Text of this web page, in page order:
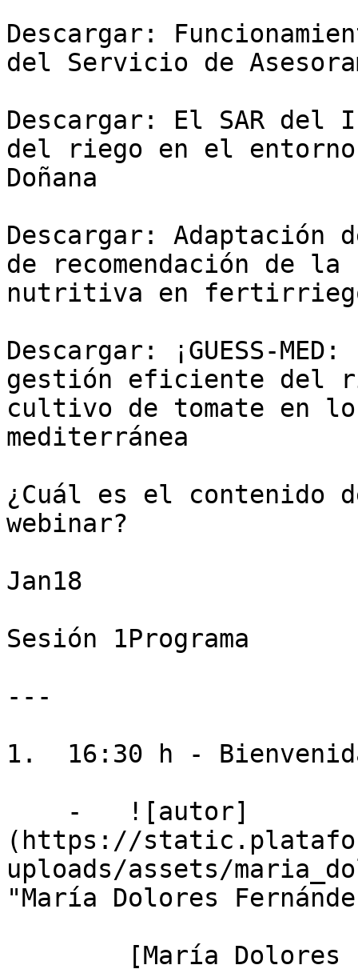
Descargar:
del Servicio de
Descargar: El SAR del
del riego en el entorno
Doñana
Descargar: Adaptación
de recomendación de
nutritiva en fertirriego
Descargar: ¡GUESS-
gestión eficiente del
cultivo de tomate en
mediterránea
¿Cuál es el contenido
webinar?
Jan18
Sesión 1Programa
---
1.  16:30 h -
(https://
uploads/assets/
"María Dolores